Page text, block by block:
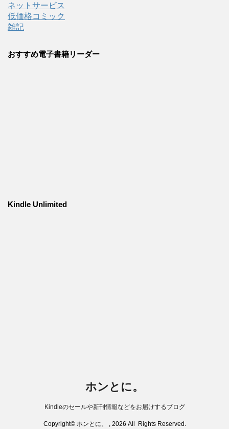
ネットサービス
低価格コミック
雑記
おすすめ電子書籍リーダー
Kindle Unlimited
ホンとに。
Kindleのセールや新刊情報などをお届けするブログ
Copyright© ホンとに。 , 2026 All Rights Reserved.